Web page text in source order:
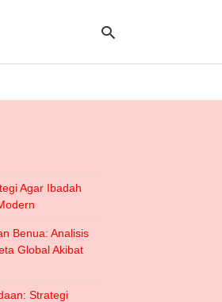
Agar Ibadah
Benua: Analisis
Global Akibat
Strategi